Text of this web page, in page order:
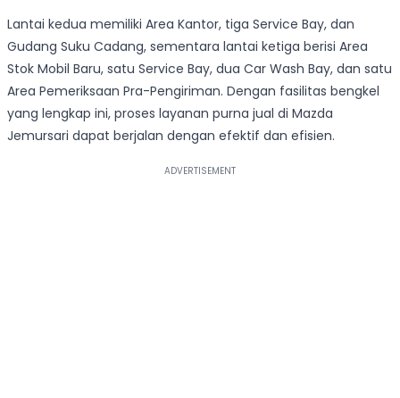
Lantai kedua memiliki Area Kantor, tiga Service Bay, dan
Gudang Suku Cadang, sementara lantai ketiga berisi Area
Stok Mobil Baru, satu Service Bay, dua Car Wash Bay, dan satu
Area Pemeriksaan Pra-Pengiriman. Dengan fasilitas bengkel
yang lengkap ini, proses layanan purna jual di Mazda
Jemursari dapat berjalan dengan efektif dan efisien.